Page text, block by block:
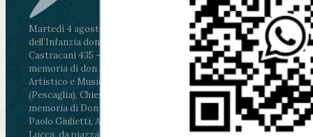
Martedì 4 agosto2026
ore 11:30 - Lucca, Scuola
dell’Infanzia don Aldo Mei - Viale Castruccio
Castracani 435 - Inaugurazione murales in
memoria di don Aldo Mei curato dal Liceo
Artistico e Musicale “Passaglia”
ore 18 - Fiano
(Pescaglia), Chiesa parrocchiale - Messa in
memoria di Don Aldo Mei celebrata da mons.
Paolo Giulietti, Arcivescovo di Lucca
ore 20.30 -